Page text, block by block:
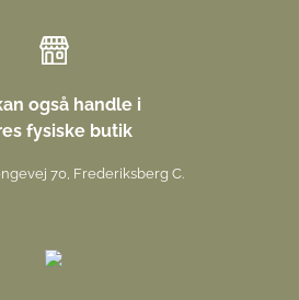
også handle i
fysiske butik
70, Frederiksberg C.